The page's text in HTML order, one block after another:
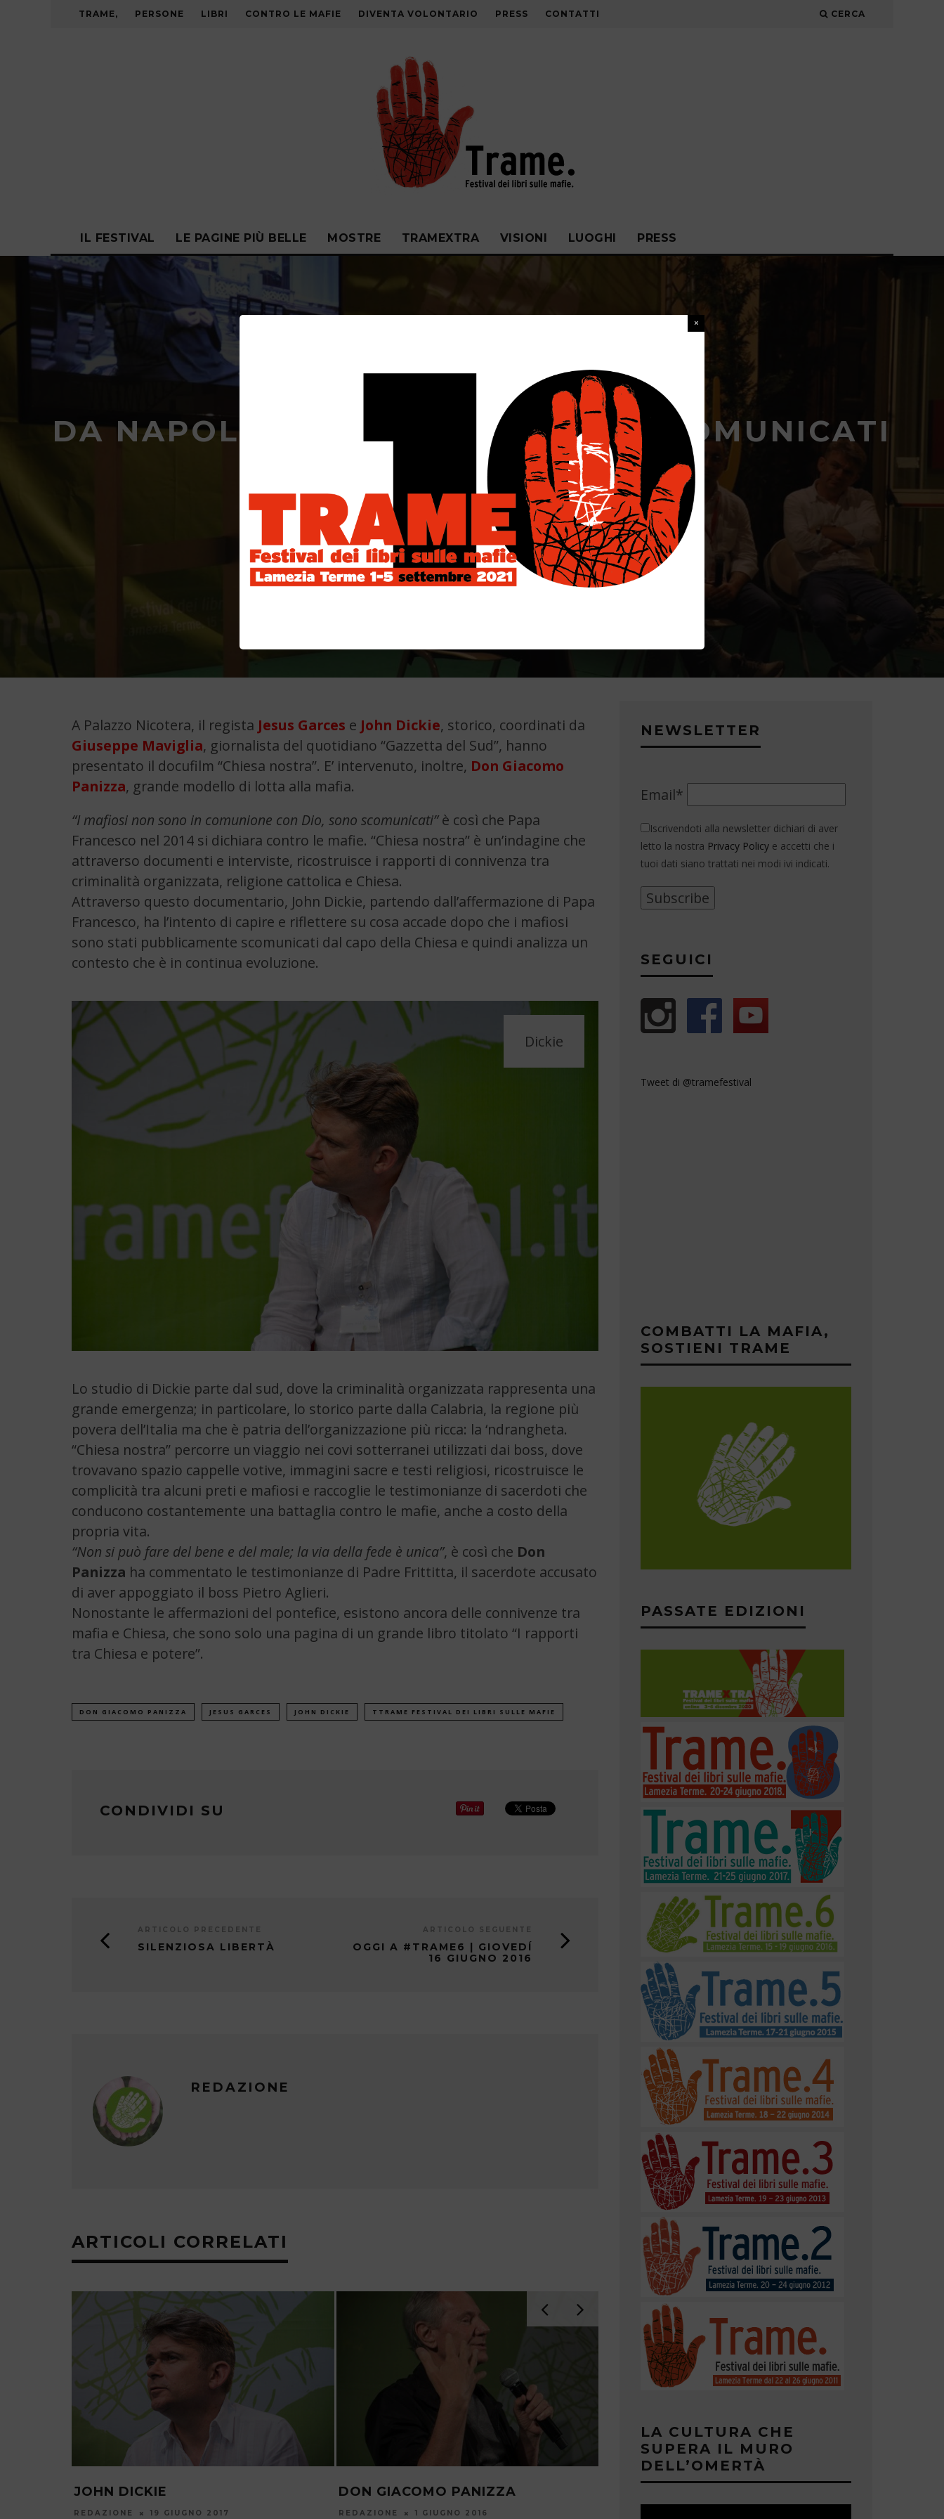
TRAME, PERSONE LIBRI CONTRO LE MAFIE DIVENTA VOLONTARIO PRESS CONTATTI CERCA
IL FESTIVAL LE PAGINE PIÙ BELLE MOSTRE TRAMEXTRA VISIONI LUOGHI PRESS
DA NAPOLEONE AI MAFIOSI: GLI SCOMUNICATI
DELLA CHIESA
REDAZIONE 16 GIUGNO 2016 NEWS
A Palazzo Nicotera, il regista Jesus Garces e John Dickie, storico, coordinati da
Giuseppe Maviglia, giornalista del quotidiano “Gazzetta del Sud”, hanno
presentato il docufilm “Chiesa nostra”. E’ intervenuto, inoltre, Don Giacomo
Panizza, grande modello di lotta alla mafia.
“I mafiosi non sono in comunione con Dio, sono scomunicati”è così che Papa
Francesco nel 2014 si dichiara contro le mafie. “Chiesa nostra” è un’indagine che
attraverso documenti e interviste, ricostruisce i rapporti di connivenza tra
criminalità organizzata, religione cattolica e Chiesa.
Attraverso questo documentario, John Dickie, partendo dall’affermazione di Papa
Francesco, ha l’intento di capire e riflettere su cosa accade dopo che i mafiosi
sono stati pubblicamente scomunicati dal capo della Chiesa e quindi analizza un
contesto che è in continua evoluzione.
Dickie
Lo studio di Dickie parte dal sud, dove la criminalità organizzata rappresenta una
grande emergenza; in particolare, lo storico parte dalla Calabria, la regione più
povera dell’Italia ma che è patria dell’organizzazione più ricca: la ‘ndrangheta.
“Chiesa nostra” percorre un viaggio nei covi sotterranei utilizzati dai boss, dove
trovavano spazio cappelle votive, immagini sacre e testi religiosi, ricostruisce le
complicità tra alcuni preti e mafiosi e raccoglie le testimonianze di sacerdoti che
conducono costantemente una battaglia contro le mafie, anche a costo della
propria vita.
“Non si può fare del bene e del male; la via della fede è unica”, è così che Don
Panizza ha commentato le testimonianze di Padre Frittitta, il sacerdote accusato
di aver appoggiato il boss Pietro Aglieri.
Nonostante le affermazioni del pontefice, esistono ancora delle connivenze tra
mafia e Chiesa, che sono solo una pagina di un grande libro titolato “I rapporti
tra Chiesa e potere”.
DON GIACOMO PANIZZA JESUS GARCES JOHN DICKIE TTRAME FESTIVAL DEI LIBRI SULLE MAFIE
CONDIVIDI SU
ARTICOLO PRECEDENTE
SILENZIOSA LIBERTÀ
ARTICOLO SEGUENTE
OGGI A #TRAME6 | GIOVEDÍ
16 GIUGNO 2016
REDAZIONE
ARTICOLI CORRELATI
JOHN DICKIE
REDAZIONE 19 GIUGNO 2017
DON GIACOMO PANIZZA
REDAZIONE 1 GIUGNO 2016
NEWSLETTER
Email*
Iscrivendoti alla newsletter dichiari di aver
letto la nostra Privacy Policy e accetti che i
tuoi dati siano trattati nei modi ivi indicati.
SEGUICI
Tweet di @tramefestival
COMBATTI LA MAFIA,
SOSTIENI TRAME
PASSATE EDIZIONI
LA CULTURA CHE
SUPERA IL MURO
DELL’OMERTÀ